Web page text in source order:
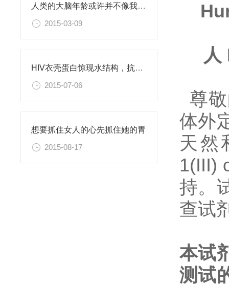
人类的大脑年龄或许并不像我们此前认为的那样
2015-03-09
HIV衣壳蛋白惊现水结构，抗艾药物新思路
2015-07-06
想要抓住女人的心先抓住她的胃
2015-08-17
尊
体外
天然
1(III)
持。
查试
本试
测试